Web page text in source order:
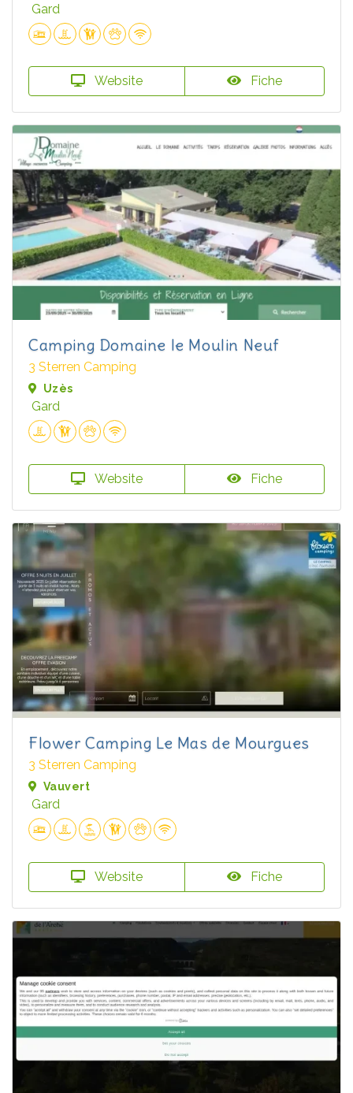
Gard
Website Fiche
Camping Domaine le Moulin Neuf
3 Sterren Camping
Uzès
Gard
Website Fiche
Flower Camping Le Mas de Mourgues
3 Sterren Camping
Vauvert
Gard
Website Fiche